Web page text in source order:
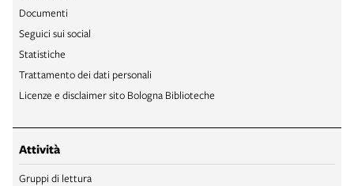
Documenti
Seguici sui social
Statistiche
Trattamento dei dati personali
Licenze e disclaimer sito Bologna Biblioteche
Attività
Gruppi di lettura